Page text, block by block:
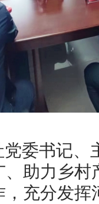
委书记、
助力乡村
充分发